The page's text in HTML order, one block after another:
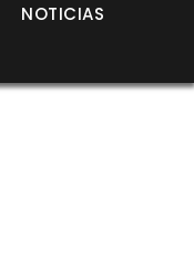
NOTICIAS